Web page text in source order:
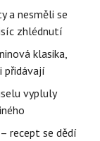
a nesměli se
zhlédnutí
klasika,
přidávají
vypluly
recept se dědí